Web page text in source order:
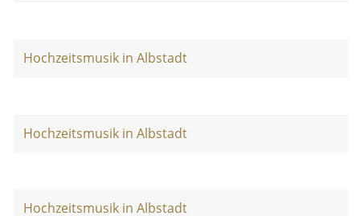
Hochzeitsmusik in Albstadt
Hochzeitsmusik in Albstadt
Hochzeitsmusik in Albstadt